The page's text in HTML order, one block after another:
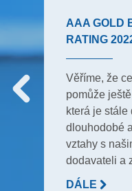
AAA GOLD
RATING
Věříme, že
pomůže
která je
dlouhodobé
vztahy s
dodavateli a
DÁLE